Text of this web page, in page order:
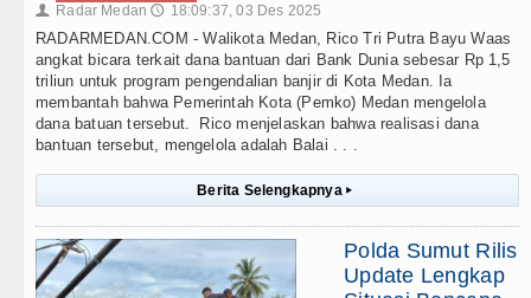
👤 Radar Medan 🕔 18:09:37, 03 Des 2025
RADARMEDAN.COM - Walikota Medan, Rico Tri Putra Bayu Waas
angkat bicara terkait dana bantuan dari Bank Dunia sebesar Rp 1,5
triliun untuk program pengendalian banjir di Kota Medan. Ia
membantah bahwa Pemerintah Kota (Pemko) Medan mengelola
dana batuan tersebut. Rico menjelaskan bahwa realisasi dana
bantuan tersebut, mengelola adalah Balai . . .
Berita Selengkapnya ▸
Polda Sumut Rilis
Update Lengkap